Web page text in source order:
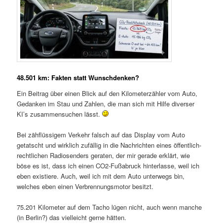
48.501 km: Fakten statt Wunschdenken?
Ein Beitrag über einen Blick auf den Kilometerzähler vom Auto,
Gedanken im Stau und Zahlen, die man sich mit Hilfe diverser
KI’s zusammensuchen lässt.
Bei zähflüssigem Verkehr falsch auf das Display vom Auto
getatscht und wirklich zufällig in die Nachrichten eines öffentlich-
rechtlichen Radiosenders geraten, der mir gerade erklärt, wie
böse es ist, dass ich einen CO2-Fußabruck hinterlasse, weil ich
eben existiere. Auch, weil ich mit dem Auto unterwegs bin,
welches eben einen Verbrennungsmotor besitzt.
75.201 Kilometer auf dem Tacho lügen nicht, auch wenn manche
(in Berlin?) das vielleicht gerne hätten.